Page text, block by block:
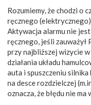
Rozumiemy, że chodzi o
ręcznego
Aktywacja alarmu nie jest
ręcznego, jeśli zauważył
przy najbliższej wizycie
działania układu
auta i spuszczeniu silnika
na desce rozdzielczej
oznacza, że błędu nie ma